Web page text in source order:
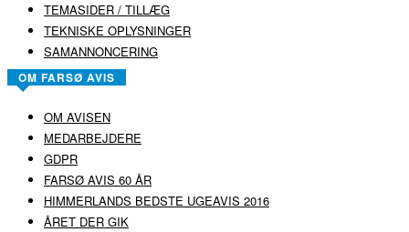
TEMASIDER / TILLÆG
TEKNISKE OPLYSNINGER
SAMANNONCERING
OM FARSØ AVIS
OM AVISEN
MEDARBEJDERE
GDPR
FARSØ AVIS 60 ÅR
HIMMERLANDS BEDSTE UGEAVIS 2016
ÅRET DER GIK